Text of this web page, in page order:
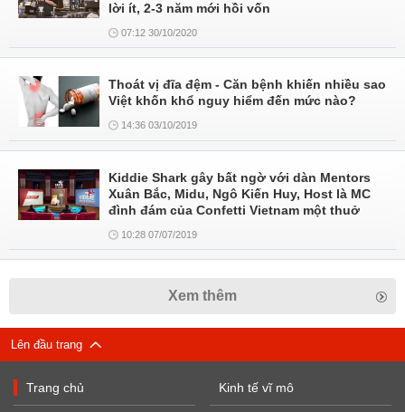
lời ít, 2-3 năm mới hồi vốn
07:12 30/10/2020
Thoát vị đĩa đệm - Căn bệnh khiến nhiều sao
Việt khốn khổ nguy hiểm đến mức nào?
14:36 03/10/2019
Kiddie Shark gây bất ngờ với dàn Mentors
Xuân Bắc, Midu, Ngô Kiến Huy, Host là MC
đình đám của Confetti Vietnam một thuở
10:28 07/07/2019
Xem thêm
Lên đầu trang
Trang chủ Kinh tế vĩ mô